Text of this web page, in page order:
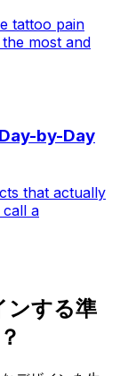
tattoo pain
most and
by-Day
that actually
a
ンする準